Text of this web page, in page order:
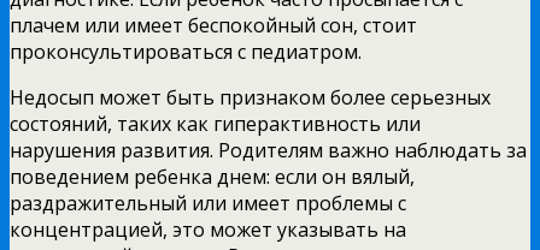
плачем или имеет беспокойный сон, стоит
проконсультироваться с педиатром.
Недосып может быть признаком более серьезных
состояний, таких как гиперактивность или
нарушения развития. Родителям важно наблюдать за
поведением ребенка днем: если он вялый,
раздражительный или имеет проблемы с
концентрацией, это может указывать на